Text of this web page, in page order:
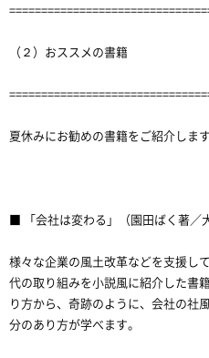
（２）おススメの書籍
夏休みにお勧めの書籍をご紹介します
■ 「会社は変わる」（園田ばく著／
様々な企業の風土改革などを支援し
代の取り組みを小説風に紹介した書
り方から、奇跡のように、会社の社
分のあり方が学べます。